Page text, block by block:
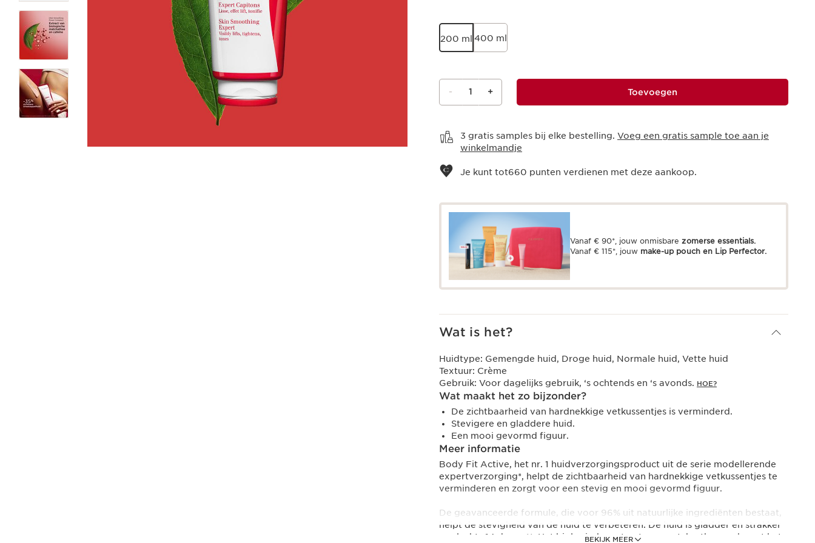
200 ml 400 ml
- 1 + Toevoegen
3 gratis samples bij elke bestelling. Voeg een gratis sample toe aan je
winkelmandje
Je kunt tot660 punten verdienen met deze aankoop.
Vanaf € 90*, jouw onmisbarezomerse essentials.
Vanaf € 115*, jouw make-up pouch en Lip Perfector.
Wat is het?
BEKIJK MEER
Huidtype: Gemengde huid, Droge huid, Normale huid, Vette huid
Textuur: Crème
Gebruik: Voor dagelijks gebruik, ‘s ochtends en ‘s avonds. HOE?
Wat maakt het zo bijzonder?
De zichtbaarheid van hardnekkige vetkussentjes is verminderd.
Stevigere en gladdere huid.
Een mooi gevormd figuur.
Meer informatie
Body Fit Active, het nr. 1 huidverzorgingsproduct uit de serie modellerende
expertverzorging*, helpt de zichtbaarheid van hardnekkige vetkussentjes te
verminderen en zorgt voor een stevig en mooi gevormd figuur.
De geavanceerde formule, die voor 96% uit natuurlijke ingrediënten bestaat,
helpt de stevigheid van de huid te verbeteren. De huid is gladder en strakker
na slechts 14 dagen**. Het biologische extract van matcha-thee verhoogt het